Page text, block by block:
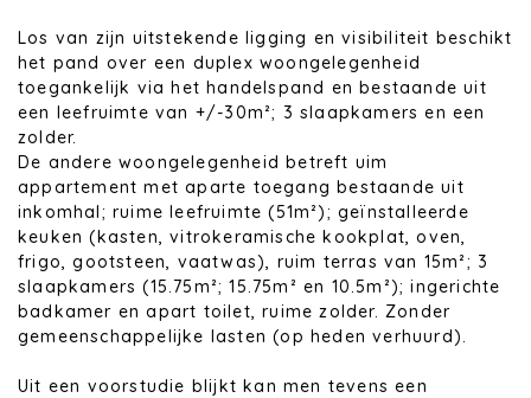
Los van zijn uitstekende ligging en visibiliteit beschikt
het pand over een duplex woongelegenheid
toegankelijk via het handelspand en bestaande uit
een leefruimte van +/-30m²; 3 slaapkamers en een
zolder.
De andere woongelegenheid betreft uim
appartement met aparte toegang bestaande uit
inkomhal; ruime leefruimte (51m²); geïnstalleerde
keuken (kasten, vitrokeramische kookplat, oven,
frigo, gootsteen, vaatwas), ruim terras van 15m²; 3
slaapkamers (15.75m²; 15.75m² en 10.5m²); ingerichte
badkamer en apart toilet, ruime zolder. Zonder
gemeenschappelijke lasten (op heden verhuurd).
Uit een voorstudie blijkt kan men tevens een